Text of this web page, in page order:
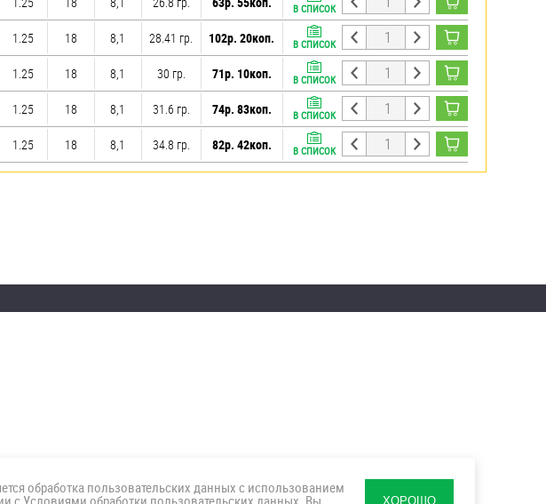
В СПИСОК
1.25 18 8,1 28.41 гр. 102р. 20коп. В СПИСОК
1.25 18 8,1 30 гр. 71р. 10коп. В СПИСОК
1.25 18 8,1 31.6 гр. 74р. 83коп. В СПИСОК
1.25 18 8,1 34.8 гр. 82р. 42коп. В СПИСОК
обработка пользовательских данных с использованием
с Условиями обработки пользовательских данных . Вы ХОРОШО